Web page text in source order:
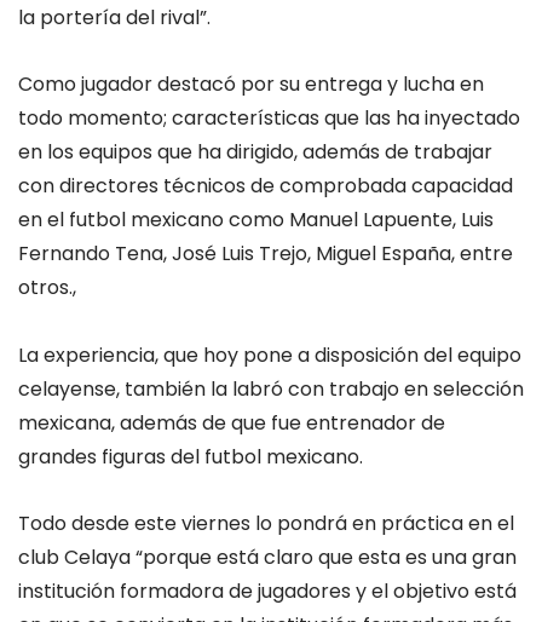
la portería del rival”.
Como jugador destacó por su entrega y lucha en
todo momento; características que las ha inyectado
en los equipos que ha dirigido, además de trabajar
con directores técnicos de comprobada capacidad
en el futbol mexicano como Manuel Lapuente, Luis
Fernando Tena, José Luis Trejo, Miguel España, entre
otros.,
La experiencia, que hoy pone a disposición del equipo
celayense, también la labró con trabajo en selección
mexicana, además de que fue entrenador de
grandes figuras del futbol mexicano.
Todo desde este viernes lo pondrá en práctica en el
club Celaya “porque está claro que esta es una gran
institución formadora de jugadores y el objetivo está